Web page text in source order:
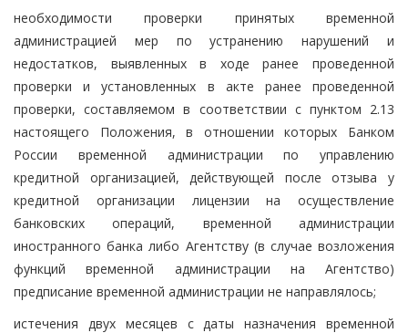
необходимости проверки принятых временной
администрацией мер по устранению нарушений и
недостатков, выявленных в ходе ранее проведенной
проверки и установленных в акте ранее проведенной
проверки, составляемом в соответствии с пунктом 2.13
настоящего Положения, в отношении которых Банком
России временной администрации по управлению
кредитной организацией, действующей после отзыва у
кредитной организации лицензии на осуществление
банковских операций, временной администрации
иностранного банка либо Агентству (в случае возложения
функций временной администрации на Агентство)
предписание временной администрации не направлялось;
истечения двух месяцев с даты назначения временной